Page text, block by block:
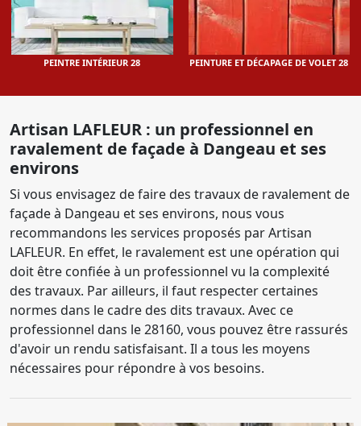
PEINTRE INTÉRIEUR 28 PEINTURE ET DÉCAPAGE DE VOLET 28
Artisan LAFLEUR : un professionnel en
ravalement de façade à Dangeau et ses
environs
Si vous envisagez de faire des travaux de ravalement de
façade à Dangeau et ses environs, nous vous
recommandons les services proposés par Artisan
LAFLEUR. En effet, le ravalement est une opération qui
doit être confiée à un professionnel vu la complexité
des travaux. Par ailleurs, il faut respecter certaines
normes dans le cadre des dits travaux. Avec ce
professionnel dans le 28160, vous pouvez être rassurés
d'avoir un rendu satisfaisant. Il a tous les moyens
nécessaires pour répondre à vos besoins.